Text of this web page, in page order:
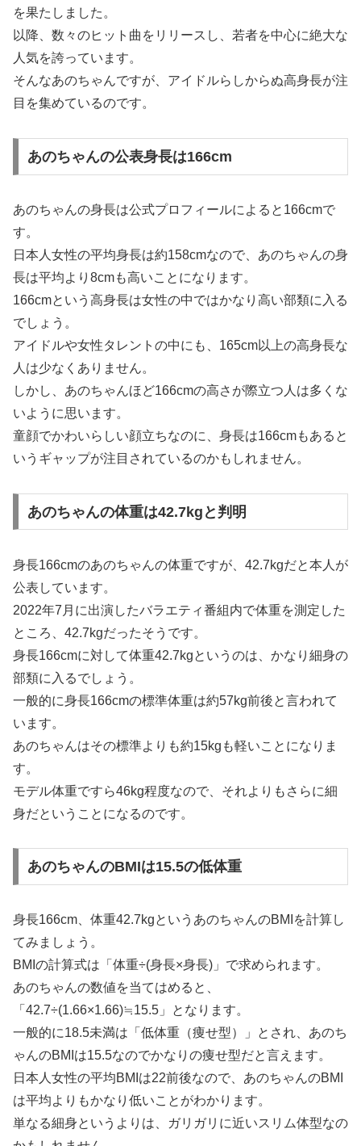
を果たしました。
以降、数々のヒット曲をリリースし、若者を中心に絶大な
人気を誇っています。
そんなあのちゃんですが、アイドルらしからぬ高身長が注
目を集めているのです。
あのちゃんの公表身長は166cm
あのちゃんの身長は公式プロフィールによると166cmで
す。
日本人女性の平均身長は約158cmなので、あのちゃんの身
長は平均より8cmも高いことになります。
166cmという高身長は女性の中ではかなり高い部類に入る
でしょう。
アイドルや女性タレントの中にも、165cm以上の高身長な
人は少なくありません。
しかし、あのちゃんほど166cmの高さが際立つ人は多くな
いように思います。
童顔でかわいらしい顔立ちなのに、身長は166cmもあると
いうギャップが注目されているのかもしれません。
あのちゃんの体重は42.7kgと判明
身長166cmのあのちゃんの体重ですが、42.7kgだと本人が
公表しています。
2022年7月に出演したバラエティ番組内で体重を測定した
ところ、42.7kgだったそうです。
身長166cmに対して体重42.7kgというのは、かなり細身の
部類に入るでしょう。
一般的に身長166cmの標準体重は約57kg前後と言われて
います。
あのちゃんはその標準よりも約15kgも軽いことになりま
す。
モデル体重ですら46kg程度なので、それよりもさらに細
身だということになるのです。
あのちゃんのBMIは15.5の低体重
身長166cm、体重42.7kgというあのちゃんのBMIを計算し
てみましょう。
BMIの計算式は「体重÷(身長×身長)」で求められます。
あのちゃんの数値を当てはめると、
「42.7÷(1.66×1.66)≒15.5」となります。
一般的に18.5未満は「低体重（痩せ型）」とされ、あのち
ゃんのBMIは15.5なのでかなりの痩せ型だと言えます。
日本人女性の平均BMIは22前後なので、あのちゃんのBMI
は平均よりもかなり低いことがわかります。
単なる細身というよりは、ガリガリに近いスリム体型なの